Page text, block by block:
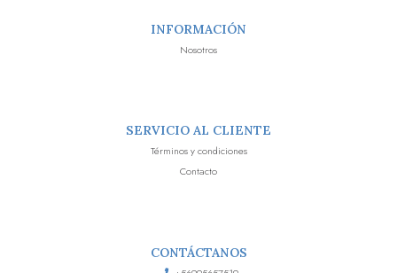
INFORMACIÓN
Nosotros
SERVICIO AL CLIENTE
Términos y condiciones
Contacto
CONTÁCTANOS